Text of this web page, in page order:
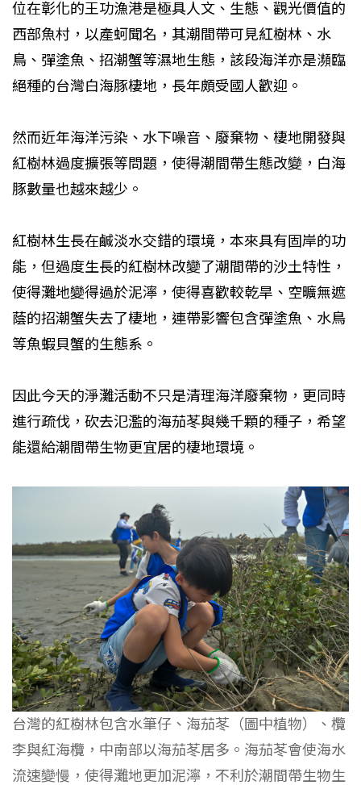
位在彰化的王功漁港是極具人文、生態、觀光價值的
西部魚村，以產蚵聞名，其潮間帶可見紅樹林、水
鳥、彈塗魚、招潮蟹等濕地生態，該段海洋亦是瀕臨
絕種的台灣白海豚棲地，長年頗受國人歡迎。
然而近年海洋污染、水下噪音、廢棄物、棲地開發與
紅樹林過度擴張等問題，使得潮間帶生態改變，白海
豚數量也越來越少。
紅樹林生長在鹹淡水交錯的環境，本來具有固岸的功
能，但過度生長的紅樹林改變了潮間帶的沙土特性，
使得灘地變得過於泥濘，使得喜歡較乾旱、空曠無遮
蔭的招潮蟹失去了棲地，連帶影響包含彈塗魚、水鳥
等魚蝦貝蟹的生態系。
因此今天的淨灘活動不只是清理海洋廢棄物，更同時
進行疏伐，砍去氾濫的海茄苳與幾千顆的種子，希望
能還給潮間帶生物更宜居的棲地環境。
台灣的紅樹林包含水筆仔、海茄苳（圖中植物）、欖
李與紅海欖，中南部以海茄苳居多。海茄苳會使海水
流速變慢，使得灘地更加泥濘，不利於潮間帶生物生